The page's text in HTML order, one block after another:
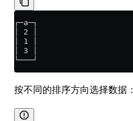
┌─a─┐
│ 2 │
│ 1 │
│ 3 │
└───┘
按不同的排序方向选择数据：